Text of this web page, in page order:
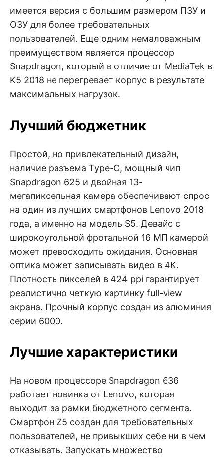
имеется версия с большим размером ПЗУ и
ОЗУ для более требовательных
пользователей. Еще одним немаловажным
преимуществом является процессор
Snapdragon, который в отличие от MediaTek в
K5 2018 не перегревает корпус в результате
максимальных нагрузок.
Лучший бюджетник
Простой, но привлекательный дизайн,
наличие разъема Type-C, мощный чип
Snapdragon 625 и двойная 13-
мегапиксельная камера обеспечивают спрос
на один из лучших смартфонов Lenovo 2018
года, а именно на модель S5. Девайс с
широкоугольной фротальной 16 МП камерой
может превосходить ожидания. Основная
оптика может записывать видео в 4К.
Плотность пикселей в 424 ppi гарантирует
реалистично четкую картинку full-view
экрана. Прочный корпус создан из алюминия
серии 6000.
Лучшие характеристики
На новом процессоре Snapdragon 636
работает новинка от Lenovo, которая
выходит за рамки бюджетного сегмента.
Смартфон Z5 создан для требовательных
пользователей, не привыкших себе ни в чем
отказывать. Запускать множество